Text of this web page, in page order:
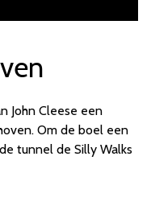
John Cleese een
Om de boel een
tunnel de Silly Walks